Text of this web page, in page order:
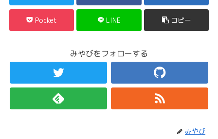
Pocket LINE コピー
みやびをフォローする
みやび